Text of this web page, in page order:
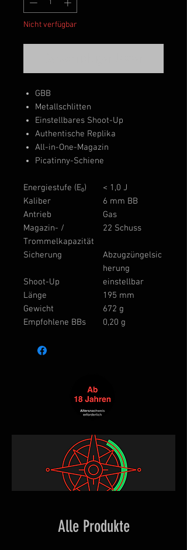
Nicht verfügbar
GBB
Metallschlitten
Einstellbares Shoot-Up
Authentische Replika
All-in-One-Magazin
Picatinny-Schiene
Energiestufe (E₀)
< 1,0 J
Kaliber
6 mm BB
Antrieb
Gas
Magazin- /
Trommelkapazität
22 Schuss
Sicherung
Abzugzüngelsic
herung
Shoot-Up
einstellbar
Länge
195 mm
Gewicht
672 g
Empfohlene BBs
0,20 g
Alle Produkte